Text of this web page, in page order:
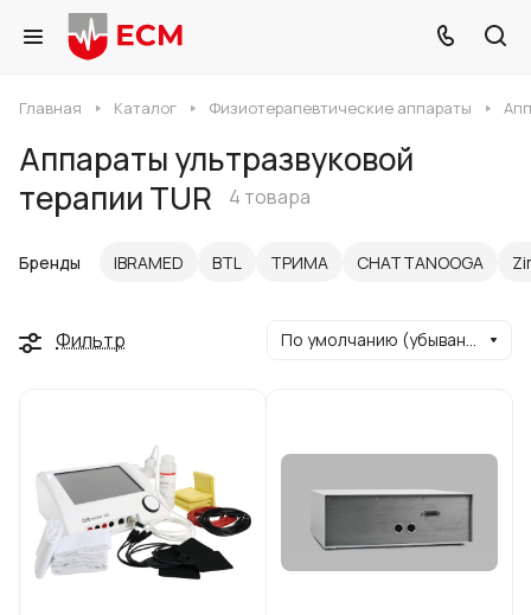
Главная Каталог Физиотерапевтические аппараты
Аппараты ультразвуковой
терапии TUR
4 товара
Бренды IBRAMED BTL ТРИМА CHATTANOOGA
Фильтр По умолчанию (убывание)